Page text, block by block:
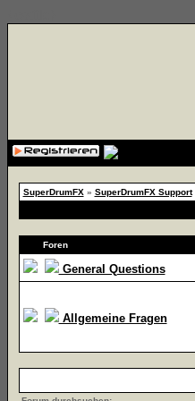
SuperDrumFX» SuperDrumFX Support
Foren
General Questions
Allgemeine Fragen